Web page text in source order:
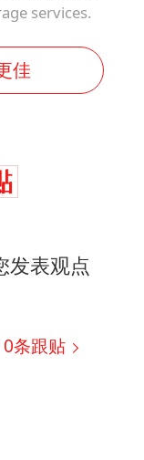
services.
佳
发表观点
0条跟贴